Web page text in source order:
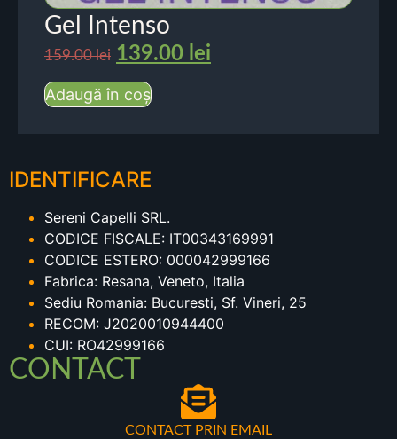
Gel Intenso
159.00lei 139.00 lei
Adaugă în coș
IDENTIFICARE
Sereni Capelli SRL.
CODICE FISCALE: IT00343169991
CODICE ESTERO: 000042999166
Fabrica: Resana, Veneto, Italia
Sediu Romania: Bucuresti, Sf. Vineri, 25
RECOM: J2020010944400
CUI: RO42999166
CONTACT
CONTACT PRIN EMAIL